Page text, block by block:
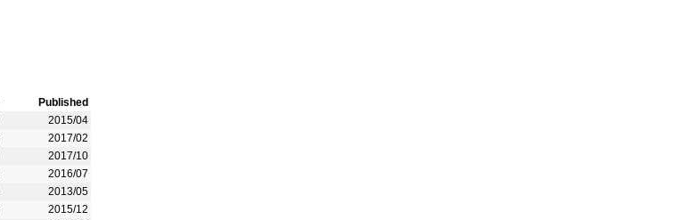
Published
2015/04
2017/02
2017/10
2016/07
2013/05
2015/12